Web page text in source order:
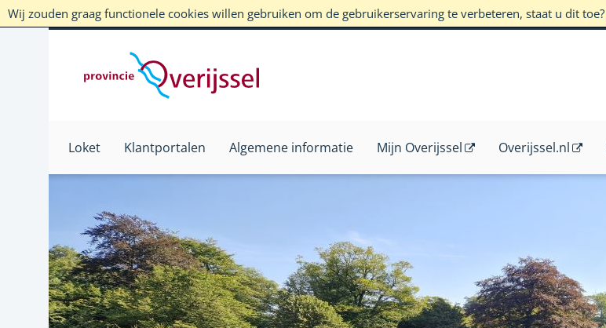
Wij zouden graag functionele cookies willen gebruiken om de gebruikerservaring te verbeteren, staat u dit toe?
Loket Klantportalen Algemene informatie Mijn Overijssel Overijssel.nl